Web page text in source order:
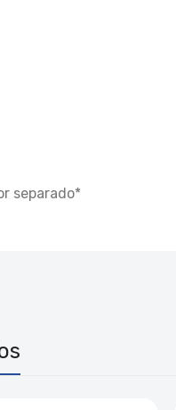
separado*